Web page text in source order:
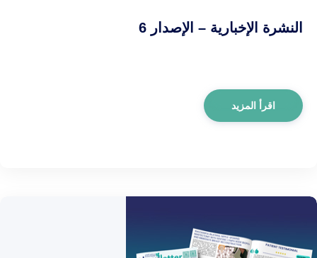
النشرة الإخبارية – الإصدار 6
اقرأ المزيد